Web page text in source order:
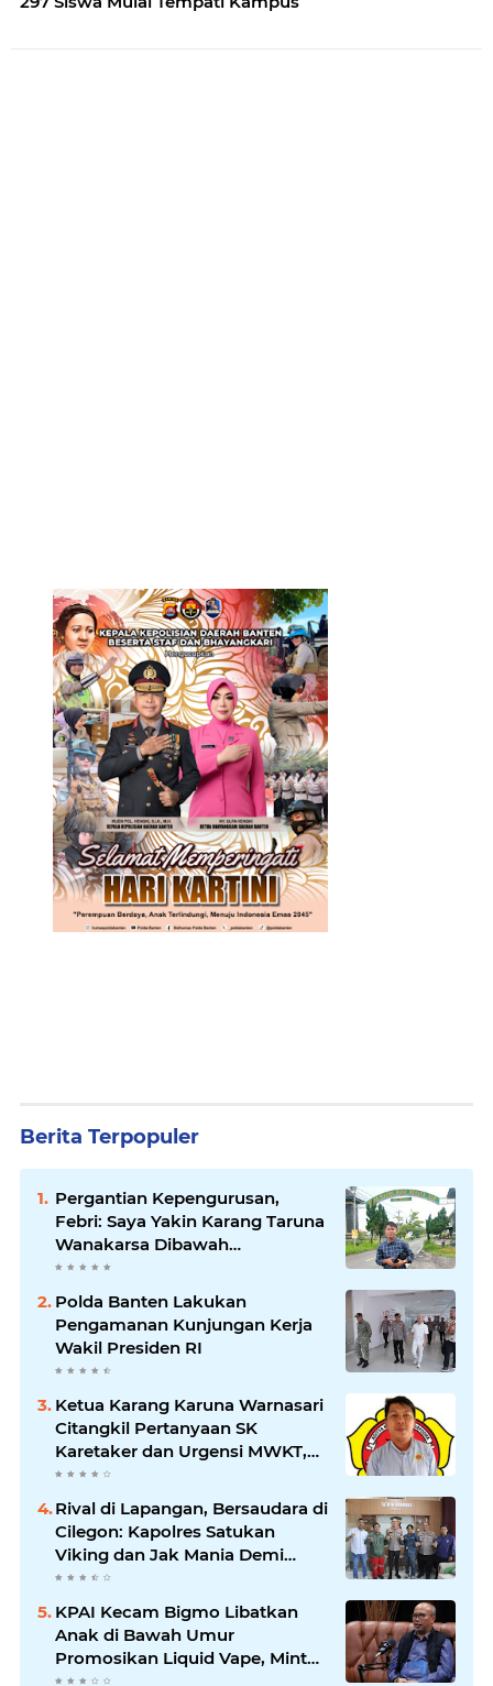
Berita Terpopuler
Pergantian Kepengurusan,
Febri: Saya Yakin Karang Taruna
Wanakarsa Dibawah
Kepemimpinan Bung Entus
Jauh Membawa Manfaat
Polda Banten Lakukan
Pengamanan Kunjungan Kerja
Wakil Presiden RI
Ketua Karang Karuna Warnasari
Citangkil Pertanyaan SK
Karetaker dan Urgensi MWKT,
Saat Suasana Berduka
Rival di Lapangan, Bersaudara di
Cilegon: Kapolres Satukan
Viking dan Jak Mania Demi
Nobar Damai Piala Presiden
KPAI Kecam Bigmo Libatkan
Anak di Bawah Umur
Promosikan Liquid Vape, Minta
Aparat Bertindak Tegas